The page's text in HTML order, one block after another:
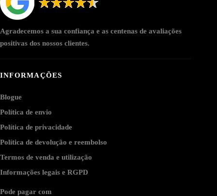
Agradecemos a sua confiança e as centenas de avaliações
positivas dos nossos clientes.
INFORMAÇÕES
Blogue
Política de envio
Política de privacidade
Política de devolução e reembolso
Termos de venda e utilização
Informações legais e RGPD
Pode pagar com